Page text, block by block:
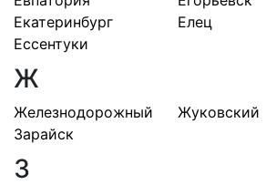
Екатеринбург
Елец
Ессентуки
Ж
Железнодорожный
Жуковский
Зарайск
З